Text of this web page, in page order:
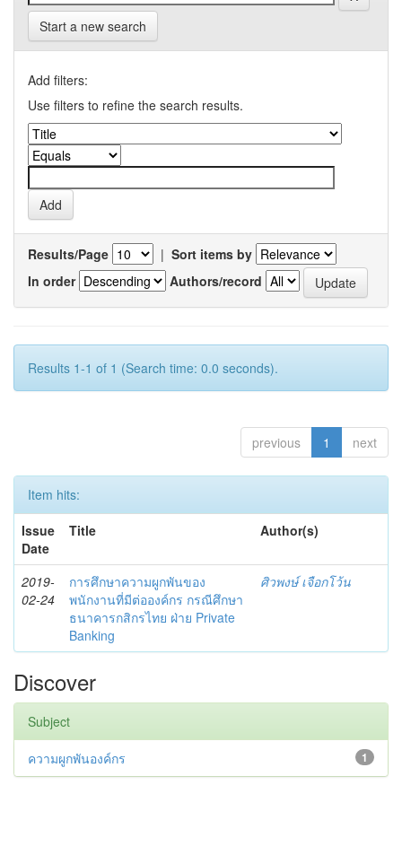
Start a new search
Add filters:
Use filters to refine the search results.
Results/Page | Sort items by
In order
Authors/record
Results 1-1 of 1 (Search time: 0.0 seconds).
previous 1 next
Item hits:
Issue
Date
Title Author(s)
2019-
02-24
การศึกษาความผูกพันของ
พนักงานที่มีต่อองค์กร กรณีศึกษา
ธนาคารกสิกรไทย ฝ่าย Private
Banking
ศิวพงษ์ เจือกโว้น
Discover
Subject
1
ความผูกพันองค์กร